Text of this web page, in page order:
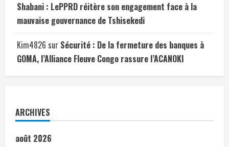
Shabani : LePPRD réitère son engagement face à la
mauvaise gouvernance de Tshisekedi
Kim4826 sur Sécurité : De la fermeture des banques à
GOMA, l’Alliance Fleuve Congo rassure l’ACANOKI
ARCHIVES
août 2026